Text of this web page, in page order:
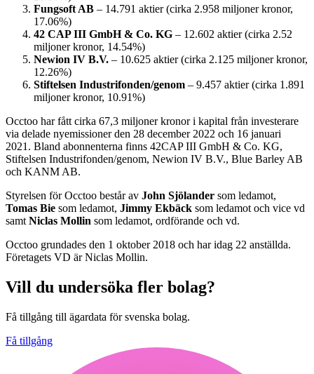
Fungsoft AB – 14.791 aktier (cirka 2.958 miljoner kronor,
17.06%)
42 CAP III GmbH & Co. KG – 12.602 aktier (cirka 2.52
miljoner kronor, 14.54%)
Newion IV B.V. – 10.625 aktier (cirka 2.125 miljoner kronor,
12.26%)
Stiftelsen Industrifonden/genom – 9.457 aktier (cirka 1.891
miljoner kronor, 10.91%)
Occtoo har fått cirka 67,3 miljoner kronor i kapital från investerare
via delade nyemissioner den 28 december 2022 och 16 januari
2021. Bland abonnenterna finns 42CAP III GmbH & Co. KG,
Stiftelsen Industrifonden/genom, Newion IV B.V., Blue Barley AB
och KANM AB.
Styrelsen för Occtoo består av John Sjölander som ledamot,
Tomas Bie som ledamot, Jimmy Ekbäck som ledamot och vice vd
samtNiclas Mollin som ledamot, ordförande och vd.
Occtoo grundades den 1 oktober 2018 och har idag 22 anställda.
Företagets VD är Niclas Mollin.
Vill du undersöka fler bolag?
Få tillgång till ägardata för svenska bolag.
Få tillgång